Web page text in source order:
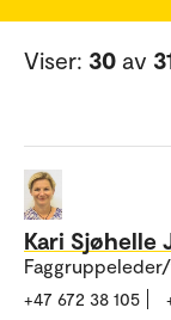
Viser: 30 av
Kari Sjøhelle
+47 672 38 105